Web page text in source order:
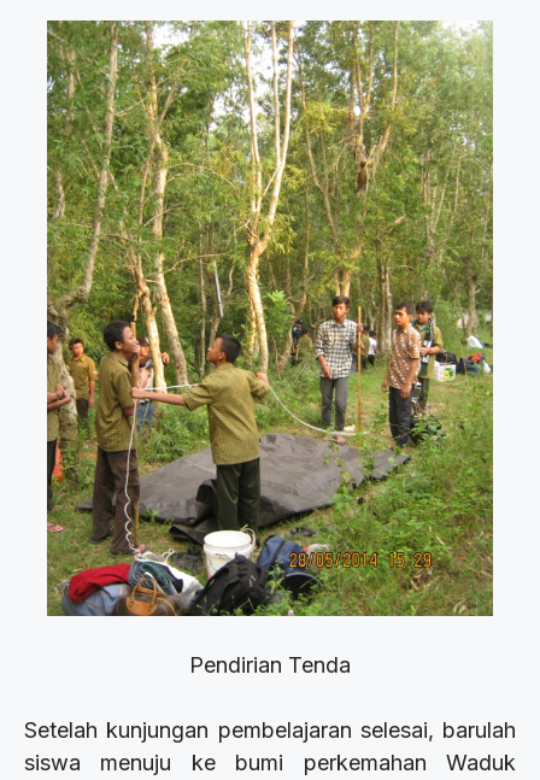
Pendirian Tenda
Setelah kunjungan pembelajaran selesai, barulah
siswa menuju ke bumi perkemahan Waduk